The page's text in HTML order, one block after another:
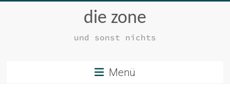
die zone
und sonst nichts
Menü